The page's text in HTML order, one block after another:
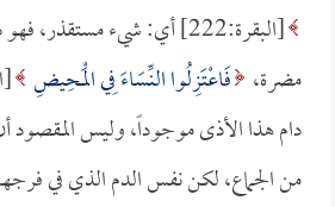
[البقرة:222] أي: شيء
مضرة، فَاعْتَزِلُوا النِّسَاءَ فِي الْمَحِيضِ
دام هذا الأذى موجوداً، وليس
من الجماع، لكن نفس الدم الذي في